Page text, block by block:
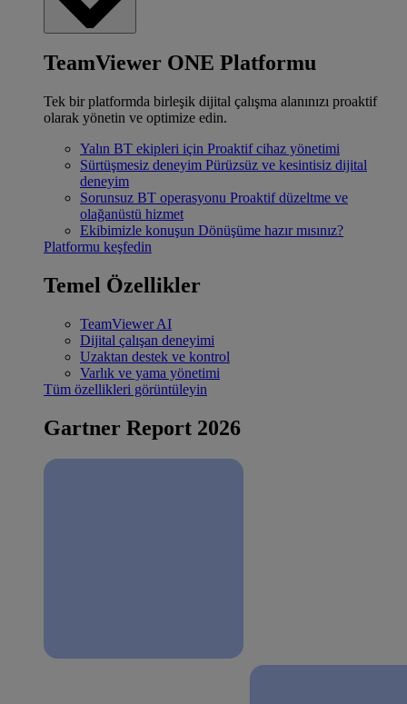
TeamViewer ONE Platformu
Tek bir platformda birleşik dijital çalışma alanınızı proaktif
olarak yönetin ve optimize edin.
Yalın BT ekipleri için Proaktif cihaz yönetimi
Sürtüşmesiz deneyim Pürüzsüz ve kesintisiz dijital
deneyim
Sorunsuz BT operasyonu Proaktif düzeltme ve
olağanüstü hizmet
Ekibimizle konuşun Dönüşüme hazır mısınız?
Platformu keşfedin
Temel Özellikler
TeamViewer AI
Dijital çalışan deneyimi
Uzaktan destek ve kontrol
Varlık ve yama yönetimi
Tüm özellikleri görüntüleyin
Gartner Report 2026